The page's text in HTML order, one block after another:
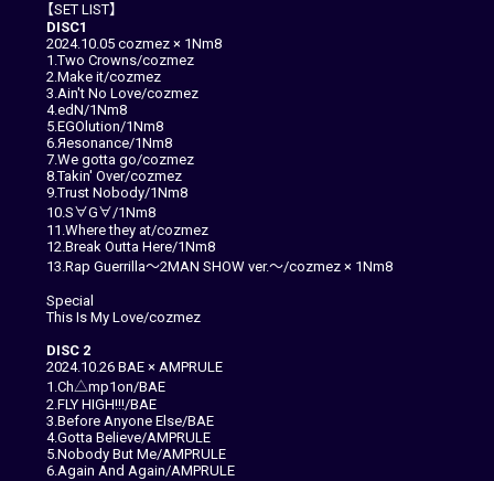
【SET LIST】
DISC1
2024.10.05 cozmez × 1Nm8
1.Two Crowns/cozmez
2.Make it/cozmez
3.Ain't No Love/cozmez
4.edN/1Nm8
5.EGOlution/1Nm8
6.Яesonance/1Nm8
7.We gotta go/cozmez
8.Takin' Over/cozmez
9.Trust Nobody/1Nm8
10.S∀G∀/1Nm8
11.Where they at/cozmez
12.Break Outta Here/1Nm8
13.Rap Guerrilla～2MAN SHOW ver.～/cozmez × 1Nm8
Special
This Is My Love/cozmez
DISC 2
2024.10.26 BAE × AMPRULE
1.Ch△mp1on/BAE
2.FLY HIGH!!!/BAE
3.Before Anyone Else/BAE
4.Gotta Believe/AMPRULE
5.Nobody But Me/AMPRULE
6.Again And Again/AMPRULE